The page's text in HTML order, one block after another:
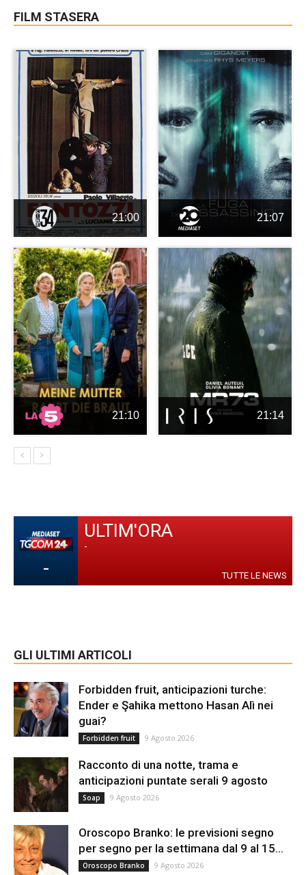
FILM STASERA
21:00 21:07
21:10 21:14
-
ULTIM'ORA
-
TUTTE LE NEWS
GLI ULTIMI ARTICOLI
Forbidden fruit, anticipazioni turche:
Ender e Şahika mettono Hasan Alì nei
guai?
Forbidden fruit 9 Agosto 2026
Racconto di una notte, trama e
anticipazioni puntate serali 9 agosto
Soap 9 Agosto 2026
Oroscopo Branko: le previsioni segno
per segno per la settimana dal 9 al 15...
Oroscopo Branko 9 Agosto 2026